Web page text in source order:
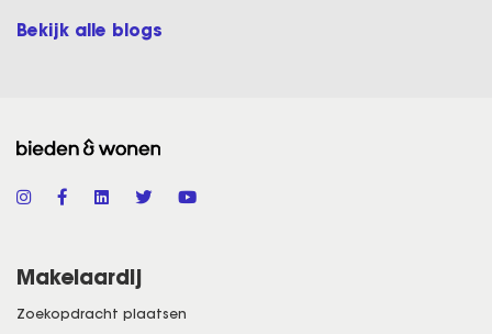
Bekijk alle blogs
Makelaardij
Zoekopdracht plaatsen